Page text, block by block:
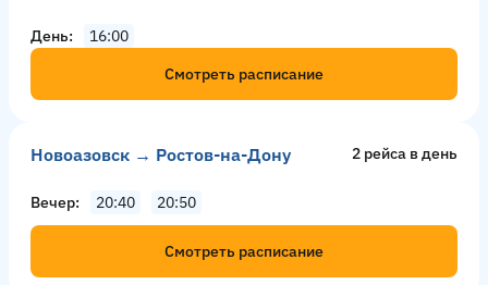
День
16:00
Смотреть расписание
Новоазовск → Ростов-на-Дону 2 рейсa в день
Вечер 20:40 20:50
Смотреть расписание